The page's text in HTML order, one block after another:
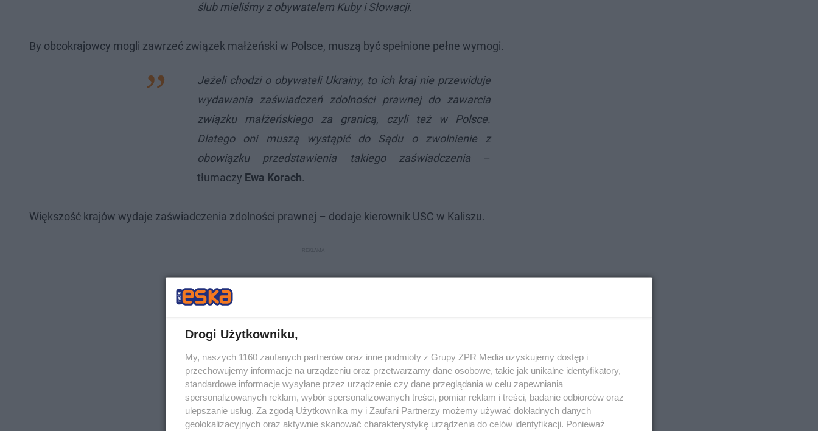
ślub mieliśmy z obywatelem Kuby i Słowacji.
By obcokrajowcy mogli zawrzeć związek małżeński w Polsce, muszą być spełnione pełne wymogi.
Jeżeli chodzi o obywateli Ukrainy, to ich kraj nie przewiduje
wydawania zaświadczeń zdolności prawnej do zawarcia
związku małżeńskiego za granicą, czyli też w Polsce.
Dlatego oni muszą wystąpić do Sądu o zwolnienie z
obowiązku przedstawienia takiego zaświadczenia–
tłumaczy Ewa Korach.
Większość krajów wydaje zaświadczenia zdolności prawnej – dodaje kierownik USC w Kaliszu.
Drogi Użytkowniku,
My, naszych 1160 zaufanych partnerów oraz inne podmioty z Grupy ZPR Media uzyskujemy dostęp i
przechowujemy informacje na urządzeniu oraz przetwarzamy dane osobowe, takie jak unikalne identyfikatory,
standardowe informacje wysyłane przez urządzenie czy dane przeglądania w celu zapewniania
spersonalizowanych reklam, wybór spersonalizowanych treści, pomiar reklam i treści, badanie odbiorców oraz
ulepszanie usług. Za zgodą Użytkownika my i Zaufani Partnerzy możemy używać dokładnych danych
geolokalizacyjnych oraz aktywnie skanować charakterystykę urządzenia do celów identyfikacji. Ponieważ